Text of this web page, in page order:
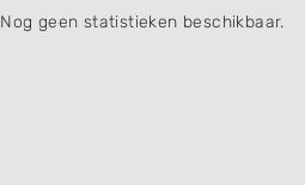
Nog geen statistieken beschikbaar.